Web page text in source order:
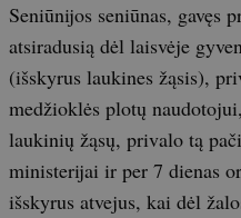
Seniūnijos seniūnas, gavęs
atsiradusią dėl laisvėje
(išskyrus laukines žąsis),
medžioklės plotų
laukinių žąsų, privalo tą
ministerijai ir per 7 dienas
išskyrus atvejus, kai dėl